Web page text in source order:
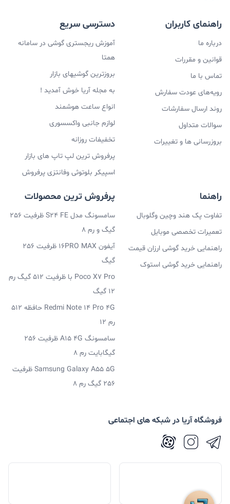
راهنمای کاربران
درباره ما
قوانین و مقررات
تماس با ما
رویه‌های عودت سفارش
روند ارسال سفارشات
سوالات متداول
بروزرسانی ها و تغییرات
دسترسی سریع
آموزش ریجستری گوشی در سامانه
همتا
بروزترین گوشیهای بازار
به مجله آریا خوش آمدید !
انواع ساعت هوشمند
لوازم جانبی واکسسوری
تخفیفات روزانه
پرفروش ترین لپ تاپ های بازار
اسپیکر بلوتوثی وفانتزی پرفروش
راهنما
تفاوت پک هند وچین وگلوبال
تعمیرات تخصصی موبایل
راهنمایی خرید گوشی ارزان قیمت
راهنمایی خرید گوشی استوک
پرفروش ترین محصولات
سامسونگ مدل S24 FE ظرفیت 256
گیگ و رم 8
آیفون 16PRO MAX ظرفیت 256
گیگ
Poco X7 Pro با ظرفیت 512 گیگ رم
12 گیگ
Redmi Note 14 Pro 4G حافظه 512
رم 12
سامسونگ A15 4G ظرفیت 256
گیگابایت رم 8
Samsung Galaxy A55 5G ظرفیت
256 گیگ رم 8
فروشگاه آریا در شبکه های اجتماعی